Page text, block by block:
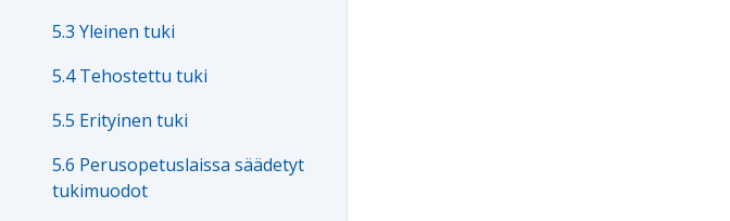
5.3 Yleinen tuki
5.4 Tehostettu tuki
5.5 Erityinen tuki
5.6 Perusopetuslaissa säädetyt
tukimuodot